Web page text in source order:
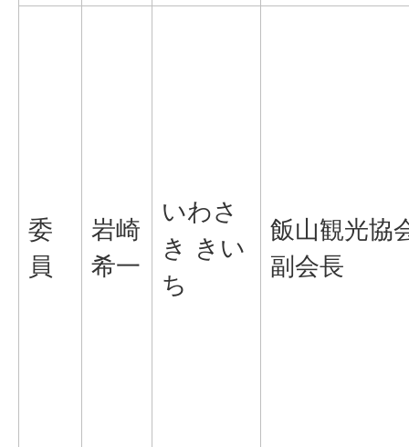
委
員
岩崎
希一
いわさ
き きい
ち
飯山観光協
副会長